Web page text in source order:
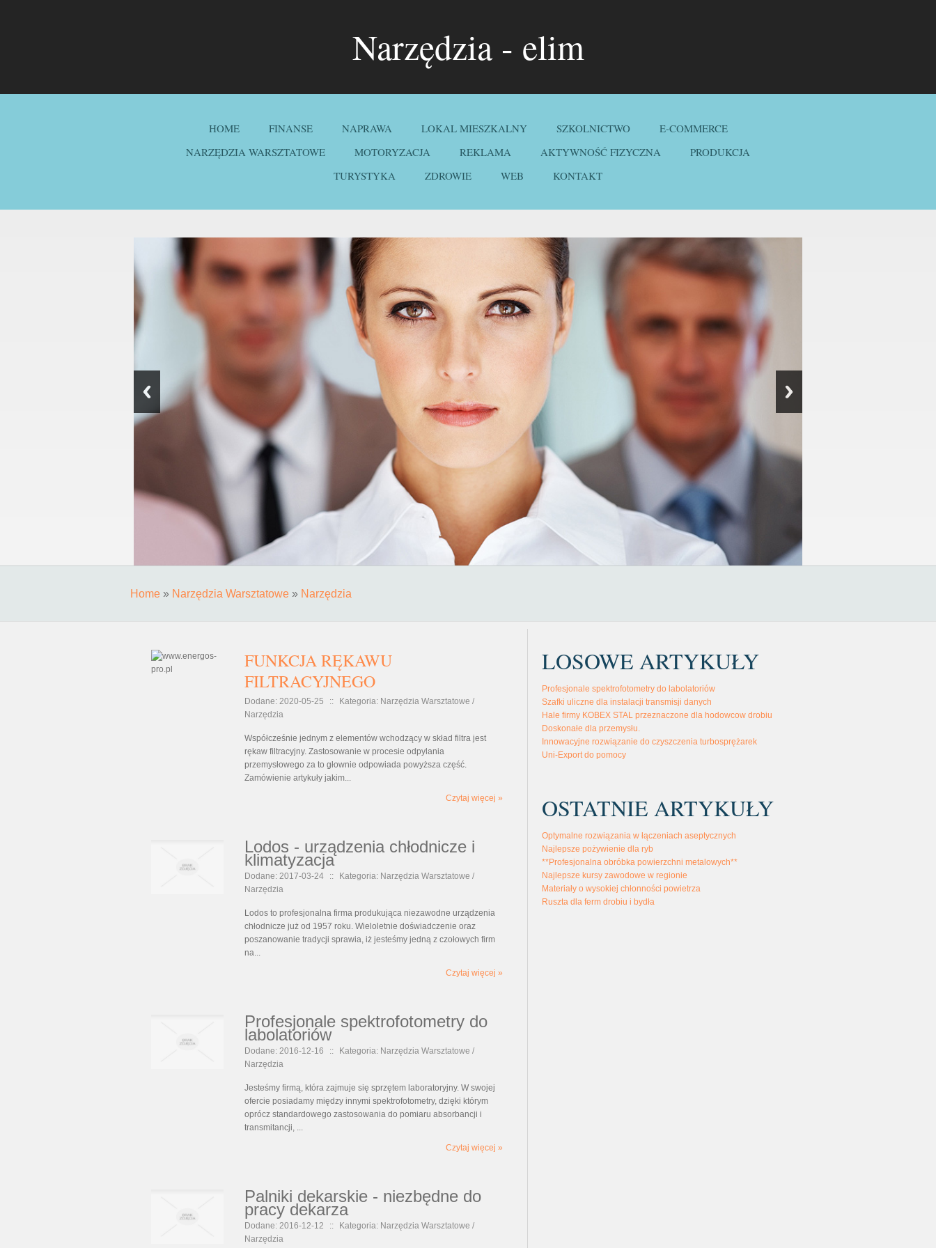
Narzędzia - elim
HOME FINANSE NAPRAWA LOKAL MIESZKALNY SZKOLNICTWO
E-COMMERCE
NARZĘDZIA WARSZTATOWE
MOTORYZACJA REKLAMA AKTYWNOŚĆ FIZYCZNA
PRODUKCJA
TURYSTYKA
ZDROWIE WEB KONTAKT
Home » Narzędzia Warsztatowe » Narzędzia
FUNKCJA RĘKAWU
FILTRACYJNEGO
Dodane: 2020-05-25 ::
Kategoria: Narzędzia Warsztatowe /
Narzędzia
Współcześnie jednym z elementów wchodzący w skład filtra jest
rękaw filtracyjny. Zastosowanie w procesie odpylania
przemysłowego za to głownie odpowiada powyższa część.
Zamówienie artykuły jakim...
Czytaj więcej »
Lodos - urządzenia chłodnicze i
klimatyzacja
Dodane: 2017-03-24 ::
Kategoria: Narzędzia Warsztatowe /
Narzędzia
Lodos to profesjonalna firma produkująca niezawodne urządzenia
chłodnicze już od 1957 roku. Wieloletnie doświadczenie oraz
poszanowanie tradycji sprawia, iż jesteśmy jedną z czołowych firm
na...
Czytaj więcej »
Profesjonale spektrofotometry do
labolatoriów
Dodane: 2016-12-16 ::
Kategoria: Narzędzia Warsztatowe /
Narzędzia
Jesteśmy firmą, która zajmuje się sprzętem laboratoryjny. W swojej
ofercie posiadamy między innymi spektrofotometry, dzięki którym
oprócz standardowego zastosowania do pomiaru absorbancji i
transmitancji, ...
Czytaj więcej »
Palniki dekarskie - niezbędne do
pracy dekarza
Dodane: 2016-12-12 ::
Kategoria: Narzędzia Warsztatowe /
Narzędzia
LOSOWE ARTYKUŁY
Profesjonale spektrofotometry do labolatoriów
Szafki uliczne dla instalacji transmisji danych
Hale firmy KOBEX STAL przeznaczone dla hodowcow drobiu
Doskonałe dla przemysłu.
Innowacyjne rozwiązanie do czyszczenia turbosprężarek
Uni-Export do pomocy
OSTATNIE ARTYKUŁY
Optymalne rozwiązania w łączeniach aseptycznych
Najlepsze pożywienie dla ryb
**Profesjonalna obróbka powierzchni metalowych**
Najlepsze kursy zawodowe w regionie
Materiały o wysokiej chłonności powietrza
Ruszta dla ferm drobiu i bydła